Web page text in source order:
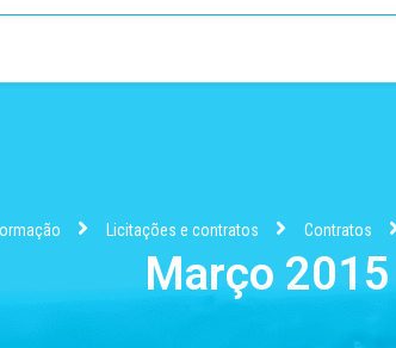
Licitações e contratos Contratos
Março 2015